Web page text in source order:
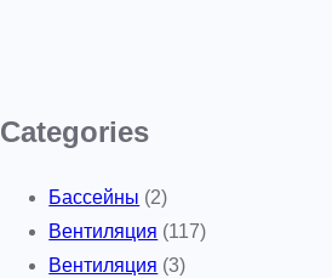
Categories
Бассейны (2)
Вентиляция (117)
Вентиляция (3)